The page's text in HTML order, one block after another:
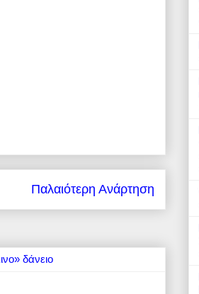
Παλαιότερη Ανάρτηση
δάνειο